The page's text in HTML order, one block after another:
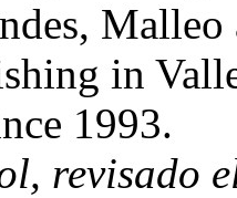
in
1993.
revisado